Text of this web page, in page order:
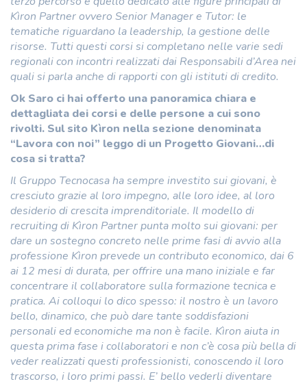
Kìron Partner ovvero Senior Manager e Tutor: le
tematiche riguardano la leadership, la gestione delle
risorse. Tutti questi corsi si completano nelle varie sedi
regionali con incontri realizzati dai Responsabili d’Area nei
quali si parla anche di rapporti con gli istituti di credito.
Ok Saro ci hai offerto una panoramica chiara e
dettagliata dei corsi e delle persone a cui sono
rivolti. Sul sito Kìron nella sezione denominata
“Lavora con noi” leggo di un Progetto Giovani…di
cosa si tratta?
Il Gruppo Tecnocasa ha sempre investito sui giovani, è
cresciuto grazie al loro impegno, alle loro idee, al loro
desiderio di crescita imprenditoriale. Il modello di
recruiting di Kìron Partner punta molto sui giovani: per
dare un sostegno concreto nelle prime fasi di avvio alla
professione Kìron prevede un contributo economico, dai 6
ai 12 mesi di durata, per offrire una mano iniziale e far
concentrare il collaboratore sulla formazione tecnica e
pratica. Ai colloqui lo dico spesso: il nostro è un lavoro
bello, dinamico, che può dare tante soddisfazioni
personali ed economiche ma non è facile. Kìron aiuta in
questa prima fase i collaboratori e non c’è cosa più bella di
veder realizzati questi professionisti, conoscendo il loro
trascorso, i loro primi passi. E’ bello vederli diventare